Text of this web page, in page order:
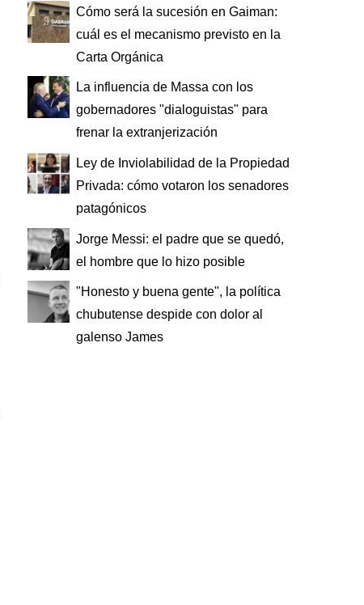
Cómo será la sucesión en Gaiman:
cuál es el mecanismo previsto en la
Carta Orgánica
La influencia de Massa con los
gobernadores "dialoguistas" para
frenar la extranjerización
Ley de Inviolabilidad de la Propiedad
Privada: cómo votaron los senadores
patagónicos
Jorge Messi: el padre que se quedó,
el hombre que lo hizo posible
"Honesto y buena gente", la política
chubutense despide con dolor al
galenso James